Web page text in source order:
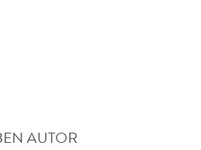
AUTOR